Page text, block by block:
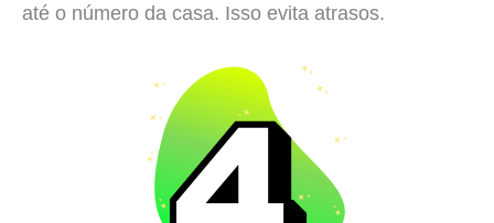
até o número da casa. Isso evita atrasos.